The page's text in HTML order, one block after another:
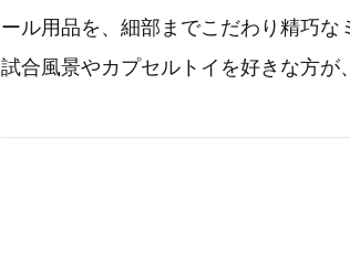
ール用品を、細部までこだわり精巧
試合風景やカプセルトイを好きな方が